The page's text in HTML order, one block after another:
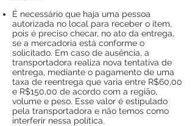
É necessário que haja uma pessoa
autorizada no local para receber o item,
pois é preciso checar, no ato da entrega,
se a mercadoria está conforme o
solicitado. Em caso de ausência, a
transportadora realiza nova tentativa de
entrega, mediante o pagamento de uma
taxa de reentrega que varia entre R$60,00
e R$150,00 de acordo com a região,
volume e peso. Esse valor é estipulado
pela transportadora e não temos como
interferir nessa política.